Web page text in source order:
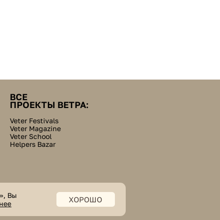
ВСЕ
ПРОЕКТЫ ВЕТРА:
Veter Festivals
Veter Magazine
Veter School
Helpers Bazar
© veter. все права защищены
Вы
ХОРОШО